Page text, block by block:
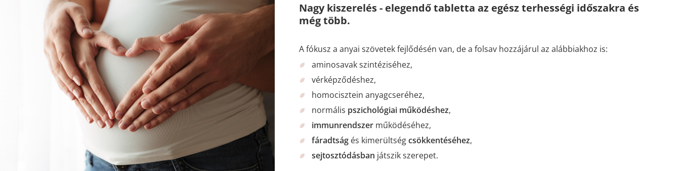
Nagy kiszerelés - elegendő tabletta az egész terhességi időszakra és
még több.
A fókusz a anyai szövetek fejlődésén van, de a folsav hozzájárul az alábbiakhoz is:
aminosavak szintéziséhez,
vérképződéshez,
homocisztein anyagcseréhez,
normális pszichológiai működéshez,
immunrendszer működéséhez,
fáradtság és kimerültségcsökkentéséhez,
sejtosztódásban játszik szerepet.